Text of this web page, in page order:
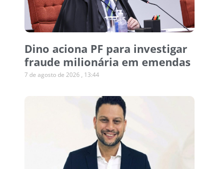
Dino aciona PF para investigar
fraude milionária em emendas
7 de agosto de 2026 13:44